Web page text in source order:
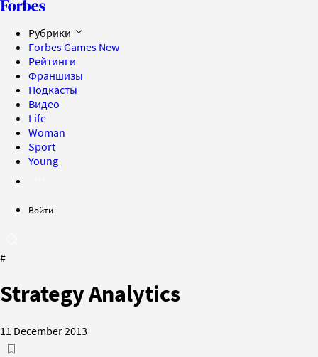
Рубрики
Forbes Games New
Рейтинги
Франшизы
Подкасты
Видео
Life
Woman
Sport
Young
Войти
#
Strategy Analytics
11 December 2013